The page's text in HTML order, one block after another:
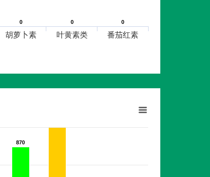
0
0 0
0 0
0
胡萝卜素 叶黄素类 番茄红素
870
870